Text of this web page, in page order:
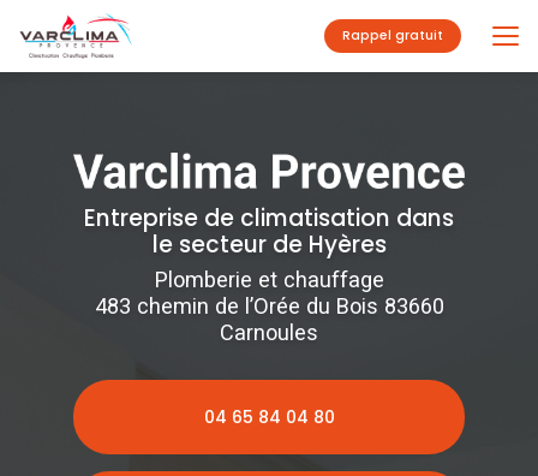
au
contenu
principal
Rappel gratuit
Entreprise de climatisation dans
le secteur de Hyères
Plomberie et chauffage
483 chemin de l’Orée du Bois 83660
Carnoules
04 65 84 04 80